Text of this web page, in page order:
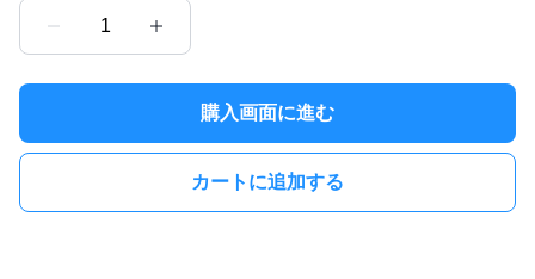
1
購入画面に進む
カートに追加する